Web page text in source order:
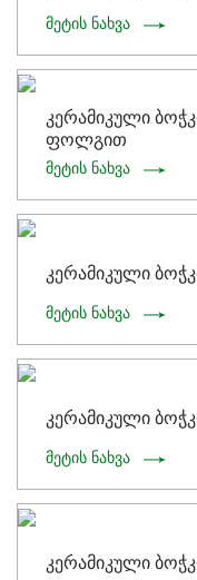
მეტის ნახვა
კერამიკული
ფოლგით
მეტის ნახვა
კერამიკული
მეტის ნახვა
კერამიკული
მეტის ნახვა
კერამიკული